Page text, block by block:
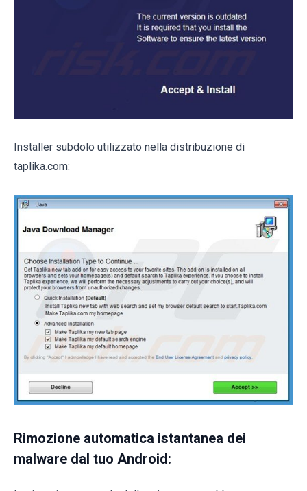
Installer subdolo utilizzato nella distribuzione di
taplika.com:
Rimozione automatica istantanea dei
malware dal tuo Android: